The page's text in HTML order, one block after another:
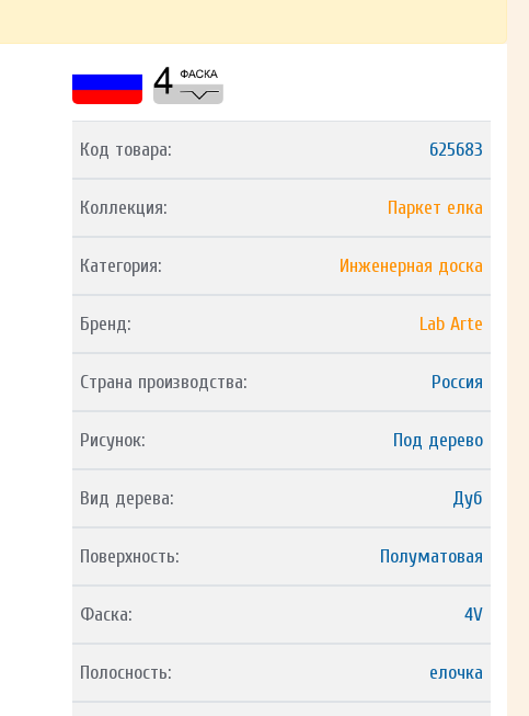
Код товара: 625683
Коллекция: Паркет елка
Категория: Инженерная доска
Бренд: Lab Arte
Страна производства: Россия
Рисунок: Под дерево
Вид дерева: Дуб
Поверхность: Полуматовая
Фаска: 4V
Полосность: елочка